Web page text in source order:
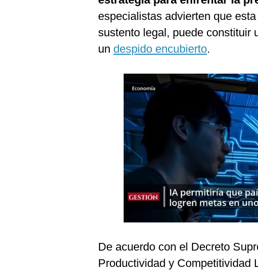
especialistas advierten que
sustento legal, puede constituir
un despido encubierto.
De acuerdo con el Decreto
Productividad y Competitividad